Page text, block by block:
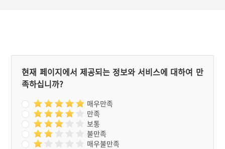
현재 페이지에서 제공되는 정보와 서비스에 대하여 만
족하십니까?
매우만족
만족
보통
불만족
매우불만족